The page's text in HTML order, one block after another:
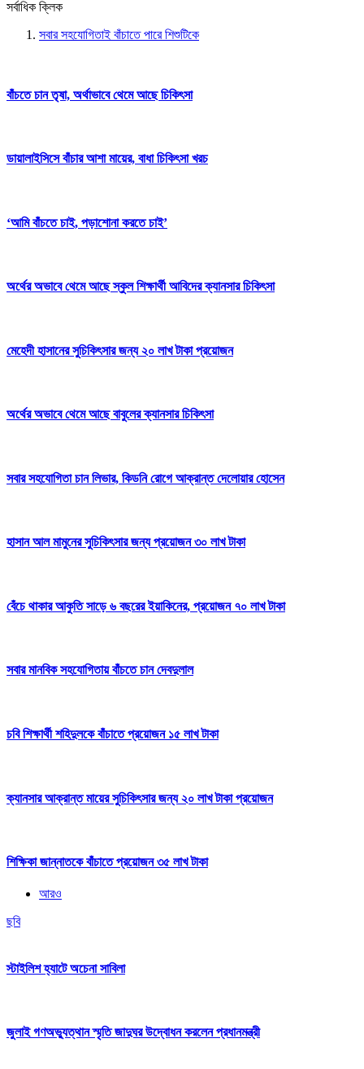
সর্বাধিক ক্লিক
সবার সহযোগিতাই বাঁচাতে পারে শিশুটিকে
বাঁচতে চান তৃষা, অর্থাভাবে থেমে আছে চিকিৎসা
ডায়ালাইসিসে বাঁচার আশা মায়ের, বাধা চিকিৎসা খরচ
‘আমি বাঁচতে চাই, পড়াশোনা করতে চাই’
অর্থের অভাবে থেমে আছে স্কুল শিক্ষার্থী আবিদের ক্যানসার চিকিৎসা
মেহেদী হাসানের সুচিকিৎসার জন্য ২০ লাখ টাকা প্রয়োজন
অর্থের অভাবে থেমে আছে বাবুলের ক্যানসার চিকিৎসা
সবার সহযোগিতা চান লিভার, কিডনি রোগে আক্রান্ত দেলোয়ার হোসেন
হাসান আল মামুনের সুচিকিৎসার জন্য প্রয়োজন ৩০ লাখ টাকা
বেঁচে থাকার আকুতি সাড়ে ৬ বছরের ইয়াকিনের, প্রয়োজন ৭০ লাখ টাকা
সবার মানবিক সহযোগিতায় বাঁচতে চান দেবদুলাল
চবি শিক্ষার্থী শহিদুলকে বাঁচাতে প্রয়োজন ১৫ লাখ টাকা
ক্যানসার আক্রান্ত মায়ের সুচিকিৎসার জন্য ২০ লাখ টাকা প্রয়োজন
শিক্ষিকা জান্নাতকে বাঁচাতে প্রয়োজন ৩৫ লাখ টাকা
আরও
ছবি
স্টাইলিশ হ্যাটে অচেনা সাবিলা
জুলাই গণঅভ্যুত্থান স্মৃতি জাদুঘর উদ্বোধন করলেন প্রধানমন্ত্রী